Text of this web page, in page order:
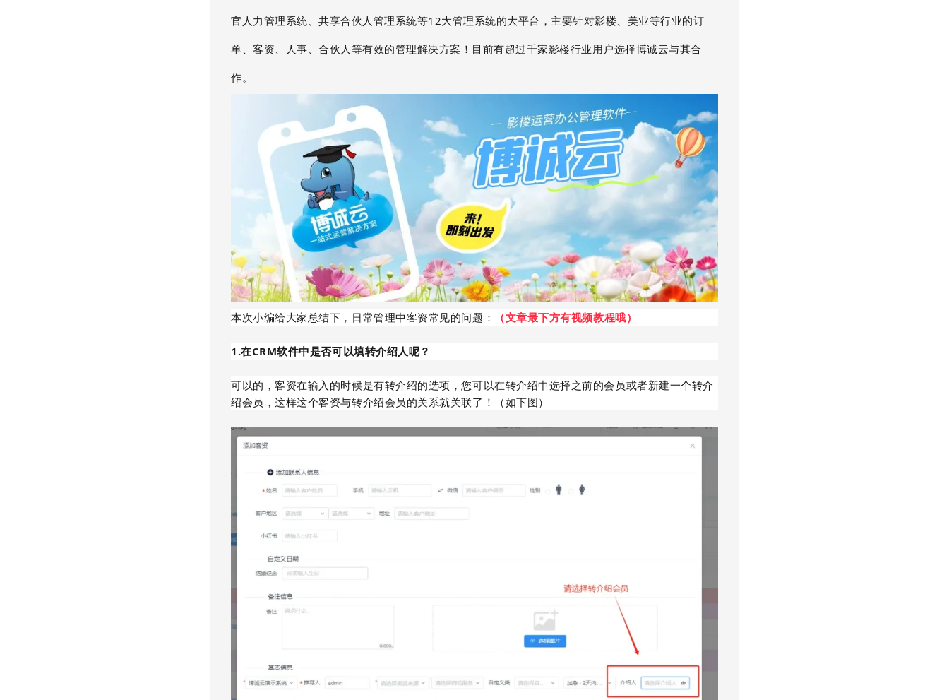
官人力管理系统、共享合伙人管理系统等12大管理系统的大平台，主要针对影楼、美业等行业的订
单、客资、人事、合伙人等有效的管理解决方案！目前有超过千家影楼行业用户选择博诚云与其合
作。
本次小编给大家总结下，日常管理中客资常见的问题： （文章最下方有视频教程哦）
1.在CRM软件中是否可以填转介绍人呢？
可以的，客资在输入的时候是有转介绍的选项，您可以在转介绍中选择之前的会员或者新建一个转介
绍会员，这样这个客资与转介绍会员的关系就关联了！（如下图）